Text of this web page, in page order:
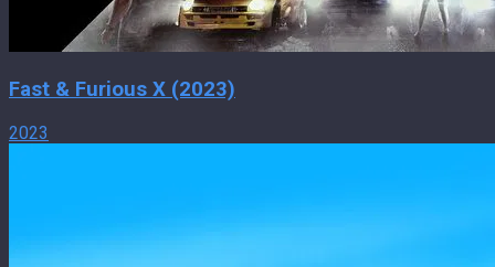
Fast & Furious X (2023)
2023